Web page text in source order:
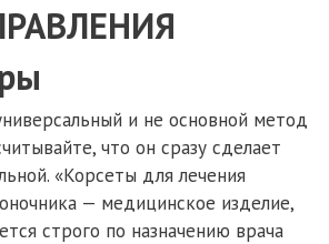
и не основной метод
что он сразу сделает
«Корсеты для лечения
— медицинское изделие,
строго по назначению врача